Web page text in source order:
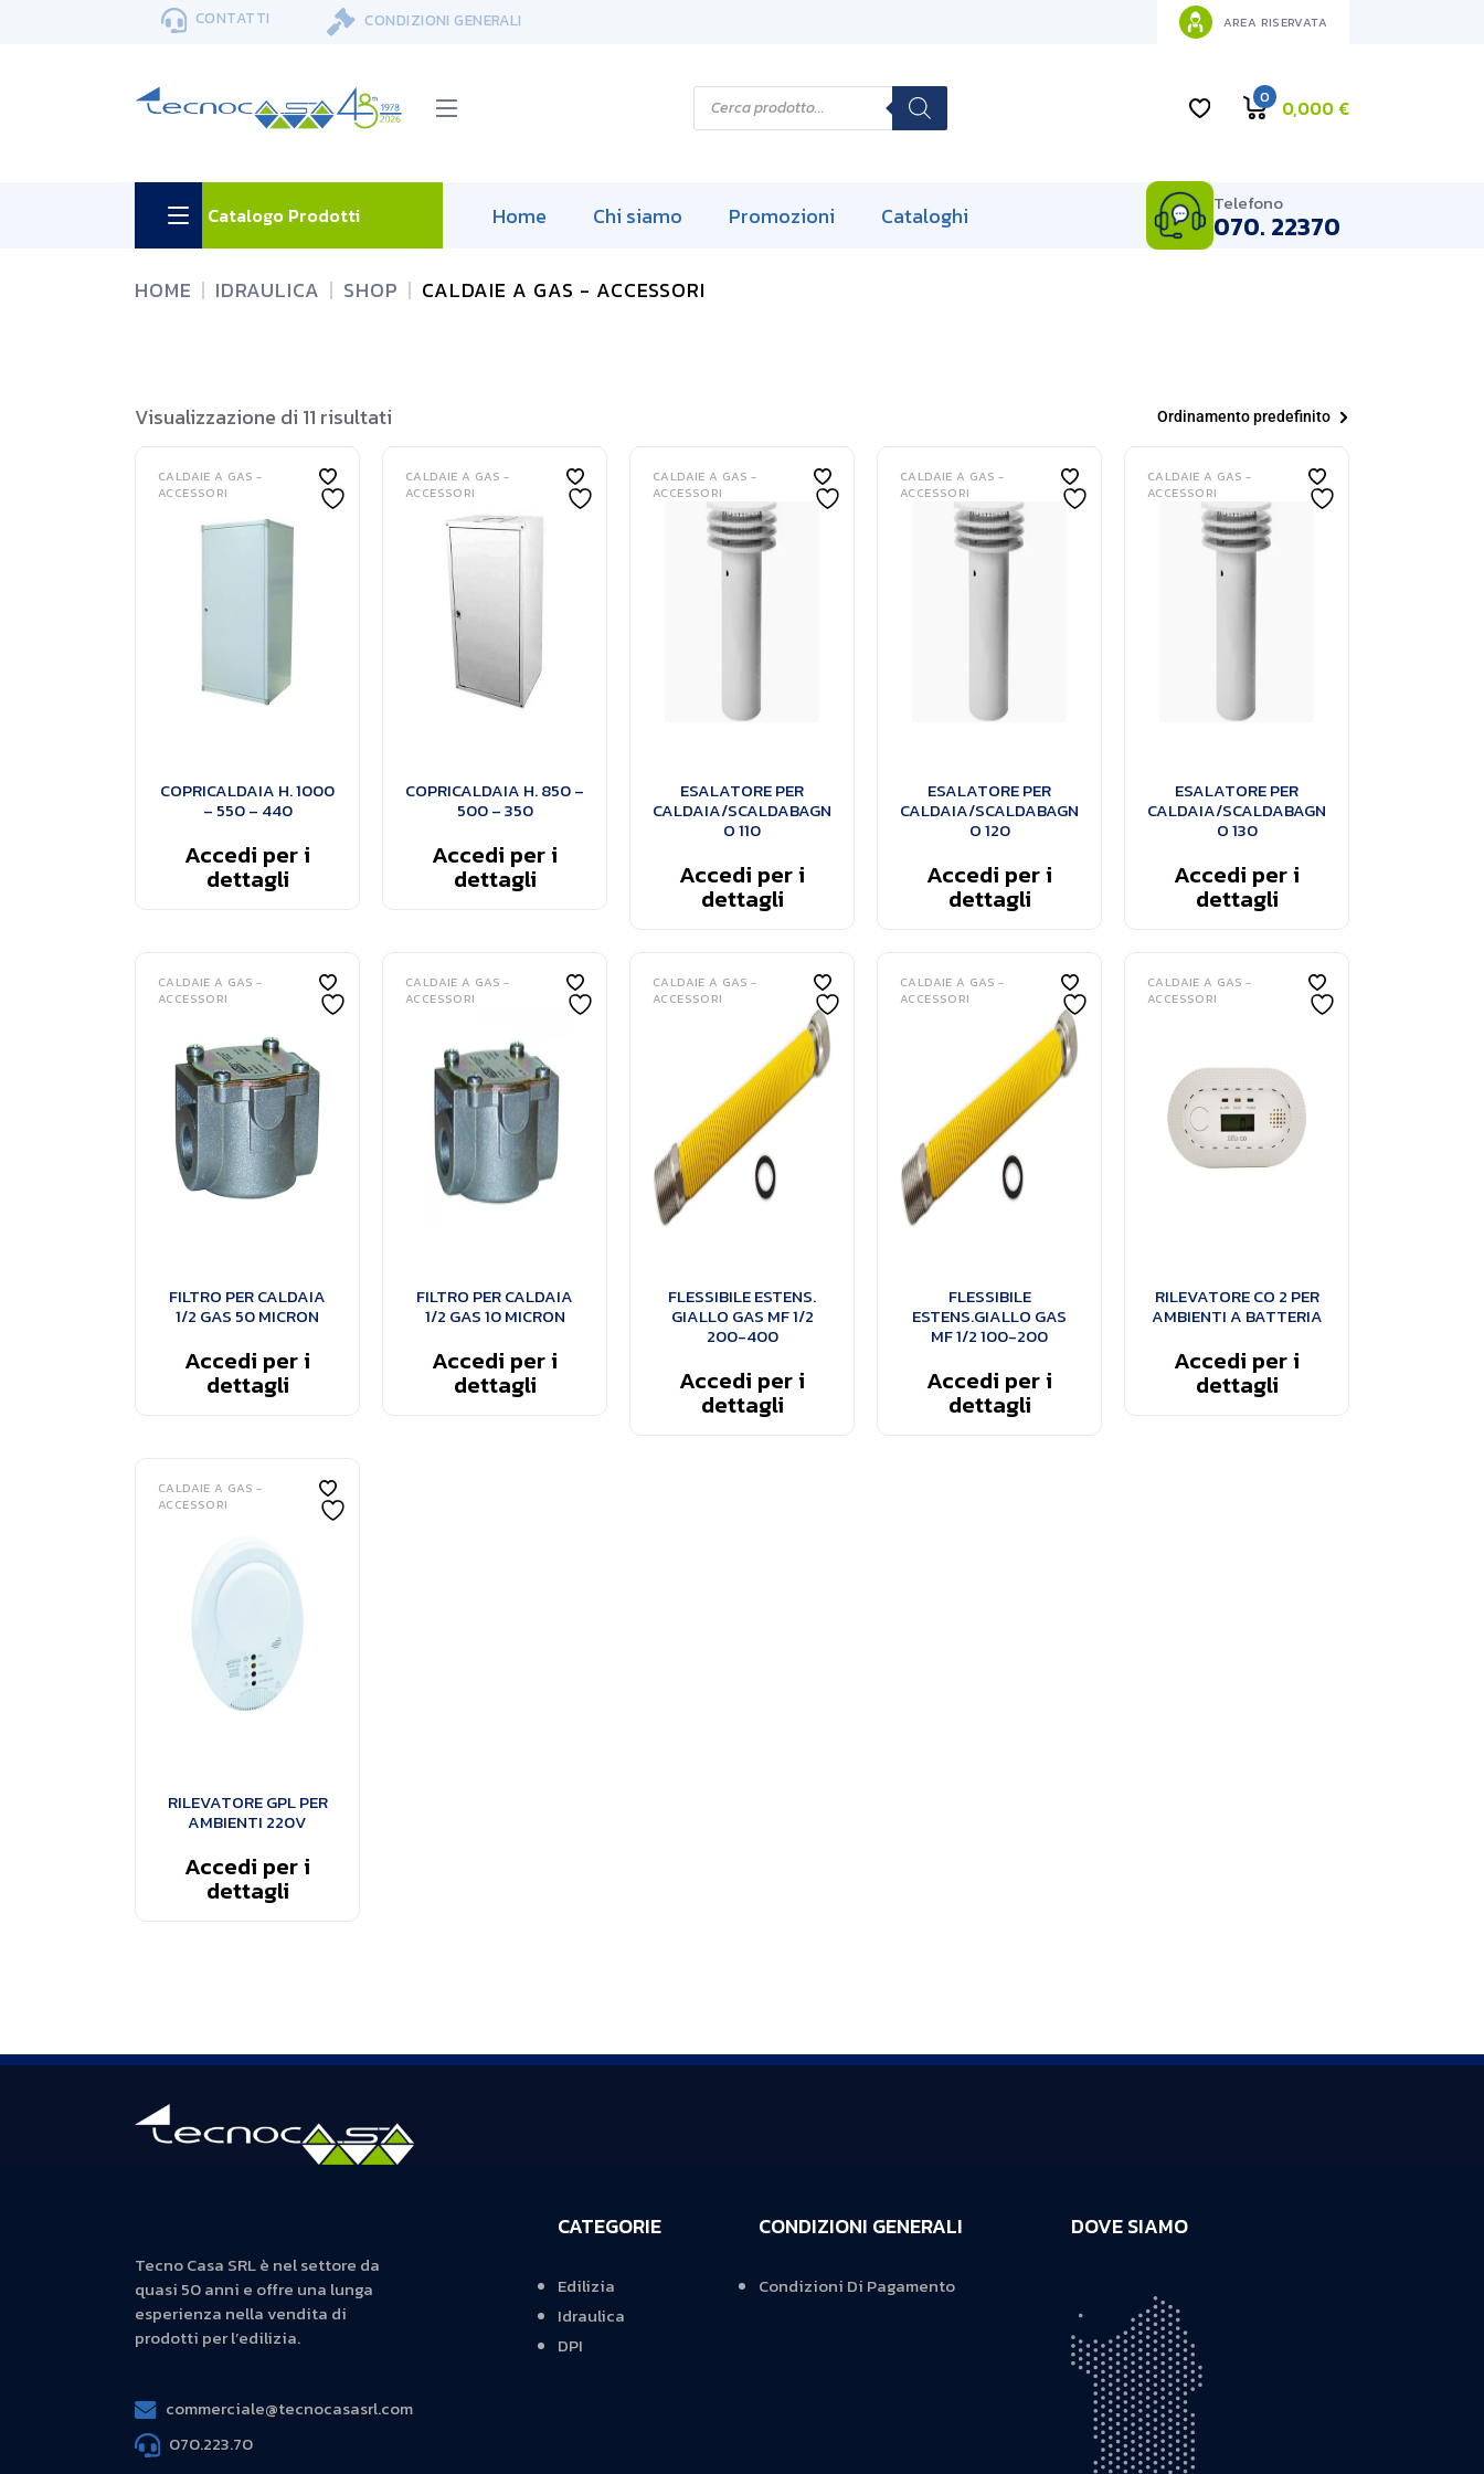
CONTATTI CONDIZIONI GENERALI AREA RISERVATA
P
o
c
0 0,000 €
Catalogo Prodotti Home Chi siamo Promozioni Cataloghi Telefono
070. 22370
HOME IDRAULICA SHOP CALDAIE A GAS - ACCESSORI
Visualizzazione di 11 risultati Ordinamento predefinito
CALDAIE A GAS -
ACCESSORI
COPRICALDAIA H. 1000
– 550 – 440
Accedi per i
dettagli
CALDAIE A GAS -
ACCESSORI
COPRICALDAIA H. 850 –
500 – 350
Accedi per i
dettagli
CALDAIE A GAS -
ACCESSORI
ESALATORE PER
CALDAIA/SCALDABAGN
O 110
Accedi per i
dettagli
CALDAIE A GAS -
ACCESSORI
ESALATORE PER
CALDAIA/SCALDABAGN
O 120
Accedi per i
dettagli
CALDAIE A GAS -
ACCESSORI
ESALATORE PER
CALDAIA/SCALDABAGN
O 130
Accedi per i
dettagli
CALDAIE A GAS -
ACCESSORI
FILTRO PER CALDAIA
1/2 GAS 50 MICRON
Accedi per i
dettagli
CALDAIE A GAS -
ACCESSORI
FILTRO PER CALDAIA
1/2 GAS 10 MICRON
Accedi per i
dettagli
CALDAIE A GAS -
ACCESSORI
FLESSIBILE ESTENS.
GIALLO GAS MF 1/2
200-400
Accedi per i
dettagli
CALDAIE A GAS -
ACCESSORI
FLESSIBILE
ESTENS.GIALLO GAS
MF 1/2 100-200
Accedi per i
dettagli
CALDAIE A GAS -
ACCESSORI
RILEVATORE CO 2 PER
AMBIENTI A BATTERIA
Accedi per i
dettagli
CALDAIE A GAS -
ACCESSORI
RILEVATORE GPL PER
AMBIENTI 220V
Accedi per i
dettagli
Tecno Casa SRL è nel settore da
quasi 50 anni e offre una lunga
esperienza nella vendita di
prodotti per l’edilizia.
commerciale@tecnocasasrl.com
070.223.70
CATEGORIE
Edilizia
Idraulica
DPI
CONDIZIONI GENERALI
Condizioni Di Pagamento
DOVE SIAMO